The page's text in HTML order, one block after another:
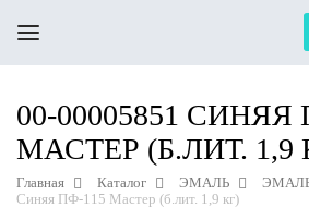
00-00005851 СИНЯЯ
МАСТЕР (Б.ЛИТ. 1,9
Главная Каталог ЭМАЛЬ
ЭМАЛЬ
Синяя ПФ-115 Мастер (б.лит. 1,9 кг)